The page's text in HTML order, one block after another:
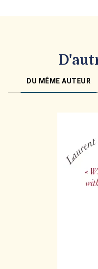
DU MÊME AUTEUR